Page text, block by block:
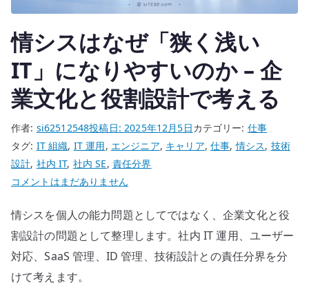
用
を
混
同
し
な
い
へ
の
情シスはなぜ「狭く浅い
IT」になりやすいのか – 企
業文化と役割設計で考える
作者: si62512548投稿日: 2025年12月5日カテゴリー: 仕事
タグ: IT 組織, IT 運用, エンジニア, キャリア,仕事,情シス, 技術
設計, 社内 IT, 社内 SE, 責任分界
情
ス
は
な
ぜ
コメントはまだありません
情シスを個人の能力問題としてではなく、企業文化と役
割設計の問題として整理します。社内 IT 運用、ユーザー
対応、SaaS 管理、ID 管理、技術設計との責任分界を分
けて考えます。